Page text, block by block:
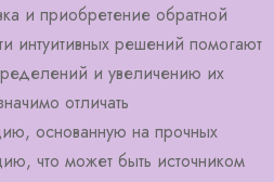
и приобретение обратной
интуитивных решений помогают
и увеличению их
отличать
основанную на прочных
что может быть источником